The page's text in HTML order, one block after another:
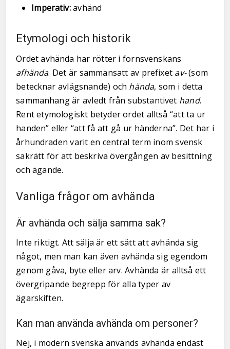
Imperativ:avhänd
Etymologi och historik
Ordet avhända har rötter i fornsvenskans
afhända. Det är sammansatt av prefixet av-(som
betecknar avlägsnande) och hända, som i detta
sammanhang är avledt från substantivet hand.
Rent etymologiskt betyder ordet alltså “att ta ur
handen” eller “att få att gå ur händerna”. Det har i
århundraden varit en central term inom svensk
sakrätt för att beskriva övergången av besittning
och ägande.
Vanliga frågor om avhända
Är avhända och sälja samma sak?
Inte riktigt. Att sälja är ett sätt att avhända sig
något, men man kan även avhända sig egendom
genom gåva, byte eller arv. Avhända är alltså ett
övergripande begrepp för alla typer av
ägarskiften.
Kan man använda avhända om personer?
Nej, i modern svenska används avhända endast